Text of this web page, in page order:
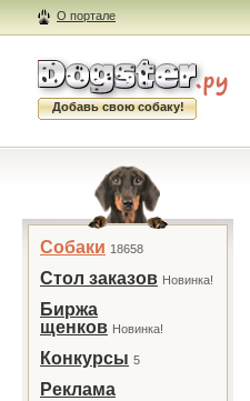
О портале
Добавь свою собаку!
Собаки 18658
Стол заказов Новинка!
Биржа
щенков Новинка!
Конкурсы 5
Реклама